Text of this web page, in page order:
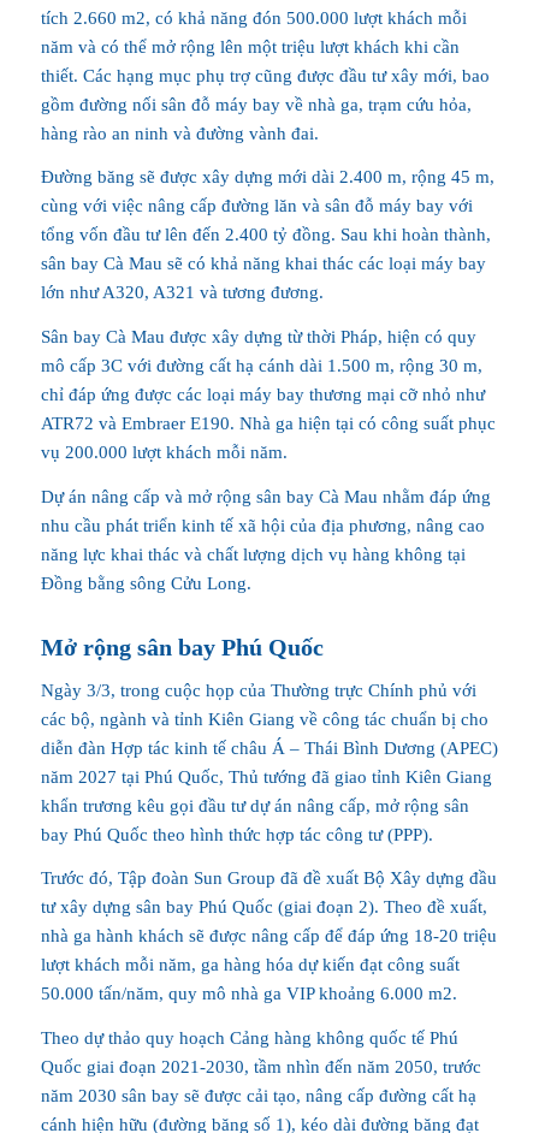
tích 2.660 m2, có khả năng đón 500.000 lượt khách mỗi
năm và có thể mở rộng lên một triệu lượt khách khi cần
thiết. Các hạng mục phụ trợ cũng được đầu tư xây mới, bao
gồm đường nối sân đỗ máy bay về nhà ga, trạm cứu hỏa,
hàng rào an ninh và đường vành đai.
Đường băng sẽ được xây dựng mới dài 2.400 m, rộng 45 m,
cùng với việc nâng cấp đường lăn và sân đỗ máy bay với
tổng vốn đầu tư lên đến 2.400 tỷ đồng. Sau khi hoàn thành,
sân bay Cà Mau sẽ có khả năng khai thác các loại máy bay
lớn như A320, A321 và tương đương.
Sân bay Cà Mau được xây dựng từ thời Pháp, hiện có quy
mô cấp 3C với đường cất hạ cánh dài 1.500 m, rộng 30 m,
chỉ đáp ứng được các loại máy bay thương mại cỡ nhỏ như
ATR72 và Embraer E190. Nhà ga hiện tại có công suất phục
vụ 200.000 lượt khách mỗi năm.
Dự án nâng cấp và mở rộng sân bay Cà Mau nhằm đáp ứng
nhu cầu phát triển kinh tế xã hội của địa phương, nâng cao
năng lực khai thác và chất lượng dịch vụ hàng không tại
Đồng bằng sông Cửu Long.
Mở rộng sân bay Phú Quốc
Ngày 3/3, trong cuộc họp của Thường trực Chính phủ với
các bộ, ngành và tỉnh Kiên Giang về công tác chuẩn bị cho
diễn đàn Hợp tác kinh tế châu Á – Thái Bình Dương (APEC)
năm 2027 tại Phú Quốc, Thủ tướng đã giao tỉnh Kiên Giang
khẩn trương kêu gọi đầu tư dự án nâng cấp, mở rộng sân
bay Phú Quốc theo hình thức hợp tác công tư (PPP).
Trước đó, Tập đoàn Sun Group đã đề xuất Bộ Xây dựng đầu
tư xây dựng sân bay Phú Quốc (giai đoạn 2). Theo đề xuất,
nhà ga hành khách sẽ được nâng cấp để đáp ứng 18-20 triệu
lượt khách mỗi năm, ga hàng hóa dự kiến đạt công suất
50.000 tấn/năm, quy mô nhà ga VIP khoảng 6.000 m2.
Theo dự thảo quy hoạch Cảng hàng không quốc tế Phú
Quốc giai đoạn 2021-2030, tầm nhìn đến năm 2050, trước
năm 2030 sân bay sẽ được cải tạo, nâng cấp đường cất hạ
cánh hiện hữu (đường băng số 1), kéo dài đường băng đạt